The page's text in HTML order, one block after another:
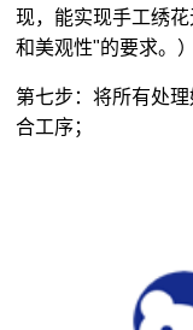
现，能实现手工绣
和美观性"的要求。）
第七步：将所有处
合工序；